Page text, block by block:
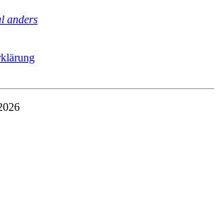
anders